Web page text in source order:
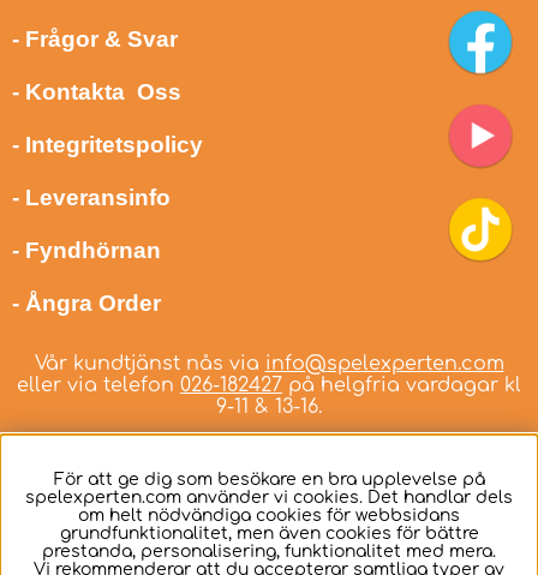
- Frågor & Svar
- Kontakta Oss
- Integritetspolicy
- Leveransinfo
- Fyndhörnan
- Ångra Order
Vår kundtjänst nås via info@spelexperten.com
eller via telefon 026-182427 på helgfria vardagar kl
9-11 & 13-16.
Svenska
För att ge dig som besökare en bra upplevelse på
spelexperten.com använder vi cookies. Det handlar dels
om helt nödvändiga cookies för webbsidans
grundfunktionalitet, men även cookies för bättre
prestanda, personalisering, funktionalitet med mera.
Vi rekommenderar att du accepterar samtliga typer av